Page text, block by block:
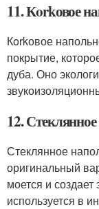
11. Кorkовое
Кorkовое
покрытие,
дуба. Оно
12.
Стеклянное
оригинальный
моется и
используется в